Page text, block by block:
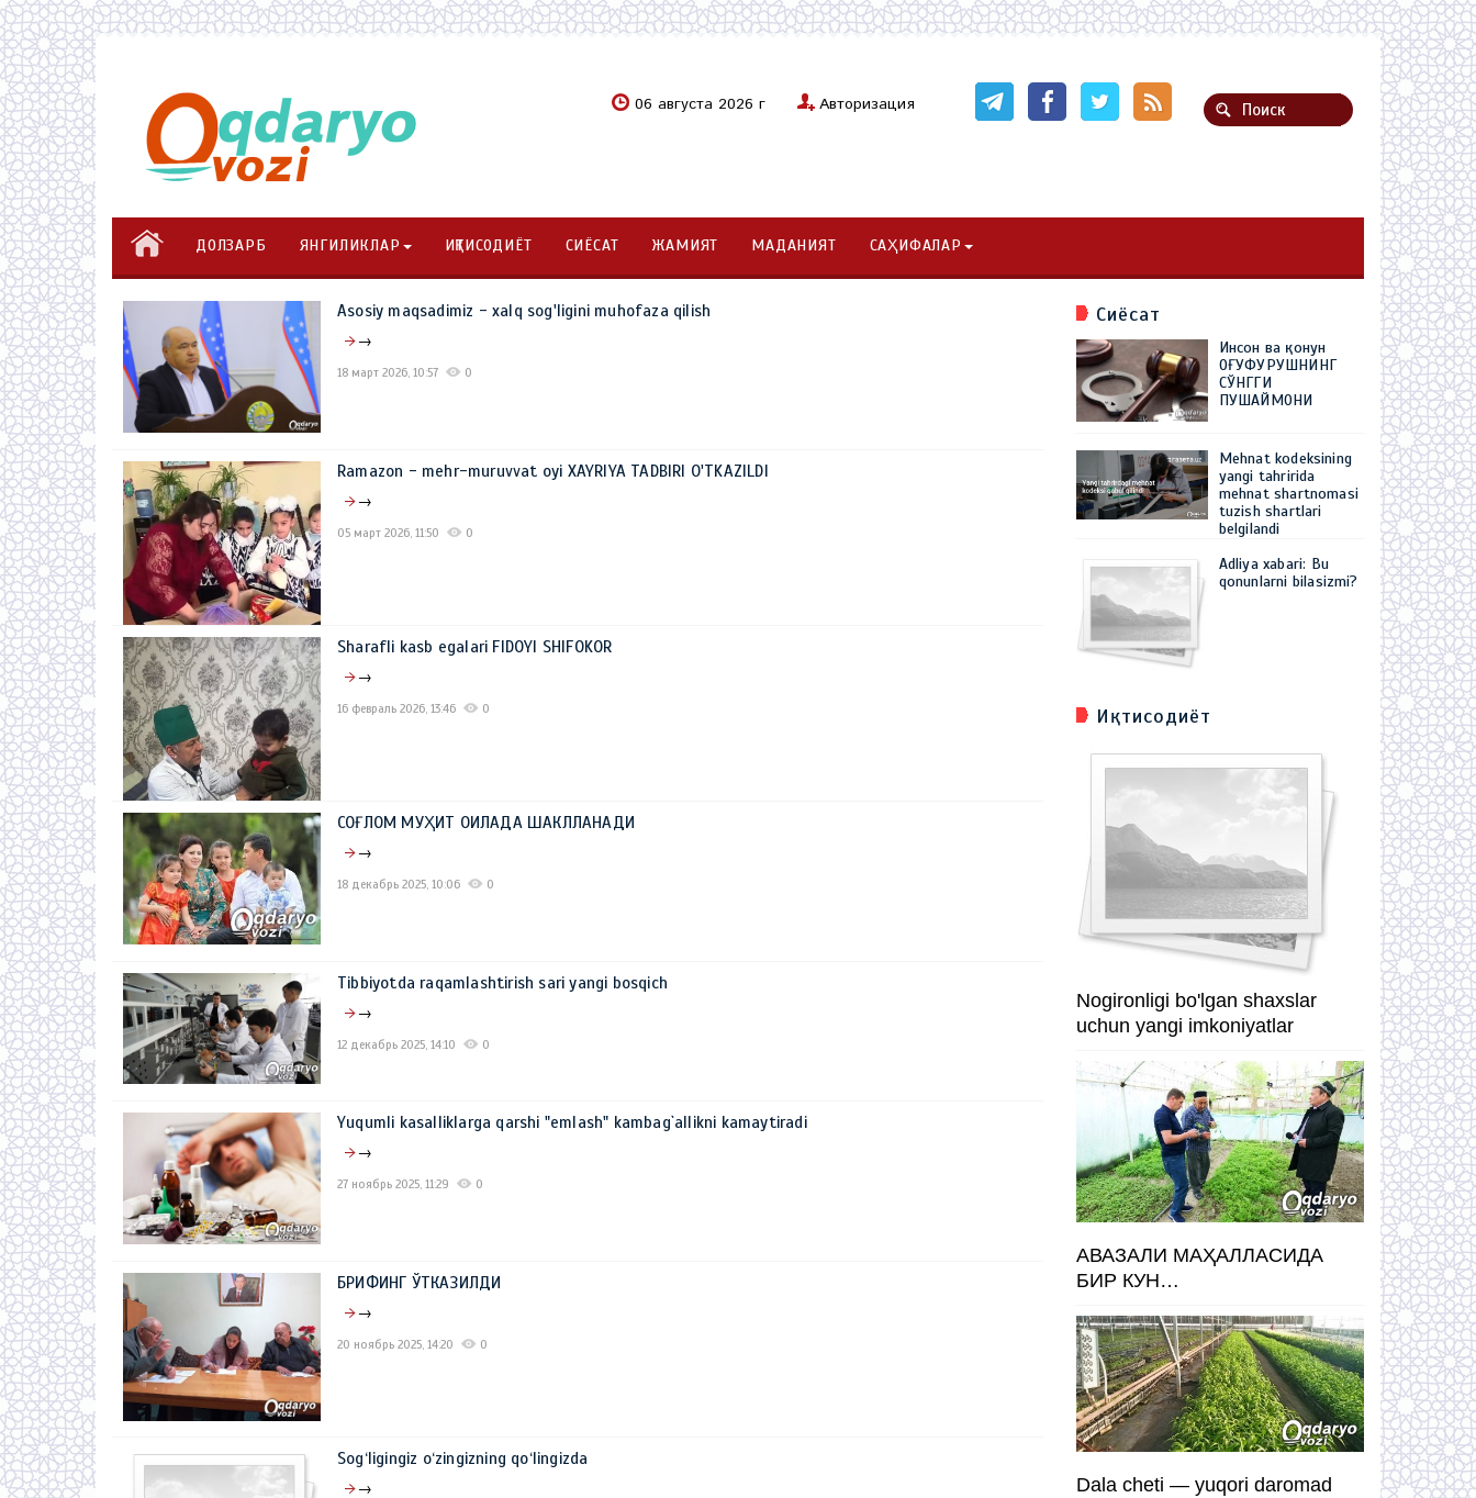
06 августа 2026 г Авторизация
ДОЛЗАРБ ЯНГИЛИКЛАР ИҚТИСОДИЁТ СИЁСАТ ЖАМИЯТ МАДАНИЯТ САҲИФАЛАР
Asosiy maqsadimiz - xalq sog'ligini muhofaza qilish
→
18 март 2026, 10:57 0
Ramazon - mehr-muruvvat oyi XAYRIYA TADBIRI O'TKAZILDI
→
05 март 2026, 11:50 0
Sharafli kasb egalari FIDOYI SHIFOKOR
→
16 февраль 2026, 13:46 0
СОҒЛОМ МУҲИТ ОИЛАДА ШАКЛЛАНАДИ
→
18 декабрь 2025, 10:06 0
Tibbiyotda raqamlashtirish sari yangi bosqich
→
12 декабрь 2025, 14:10 0
Yuqumli kasalliklarga qarshi "emlash" kambag`allikni kamaytiradi
→
27 ноябрь 2025, 11:29 0
БРИФИНГ ЎТКАЗИЛДИ
→
20 ноябрь 2025, 14:20 0
Sog‘ligingiz o‘zingizning qo‘lingizda
→
Сиёсат
Инсон ва қонун
ОҒУФУРУШНИНГ
СЎНГГИ
ПУШАЙМОНИ
Mehnat kodeksining
yangi tahririda
mehnat shartnomasi
tuzish shartlari
belgilandi
Adliya xabari: Bu
qonunlarni bilasizmi?
Иқтисодиёт
Nogironligi bo'lgan shaxslar
uchun yangi imkoniyatlar
АВАЗАЛИ МАҲАЛЛАСИДА
БИР КУН…
Dala cheti — yuqori daromad